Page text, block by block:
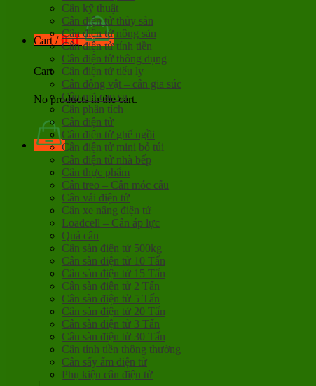
Cart /0đ
Cart
No products in the cart.
Cân kỹ thuật
Cân điện tử thủy sản
Cân điện tử nông sản
Cân điện tử tính tiền
Cân điện tử thông dụng
Cân điện tử tiểu ly
Cân động vật – cân gia súc
Cân mũ cao su
Cân phân tích
Cân điện tử
Cân điện tử ghế ngồi
Cân điện tử mini bỏ túi
Cân điện tử nhà bếp
Cân thực phẩm
Cân treo – Cân móc cẩu
Cân vải điện tử
Cân xe nâng điện tử
Loadcell – Cân áp lực
Quả cân
Cân sàn điện tử 500kg
Cân sàn điện tử 10 Tấn
Cân sàn điện tử 15 Tấn
Cân sàn điện tử 2 Tấn
Cân sàn điện tử 5 Tấn
Cân sàn điện tử 20 Tấn
Cân sàn điện tử 3 Tấn
Cân sàn điện tử 30 Tấn
Cân tính tiền thông thường
Cân sấy ẩm điện tử
Phụ kiện cân điện tử